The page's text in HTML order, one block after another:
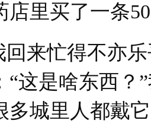
店里买了一条
忙得不亦乐
“这是啥东西
多城里人都戴